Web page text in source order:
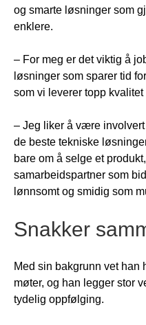
og smarte løsninger som
enklere.
– For meg er det viktig å
løsninger som sparer tid
som vi leverer topp
– Jeg liker å være
de beste tekniske
bare om å selge et
samarbeidspartner som
lønnsomt og smidig som
Snakker
Med sin bakgrunn vet han
møter, og han legger stor
tydelig oppfølging.